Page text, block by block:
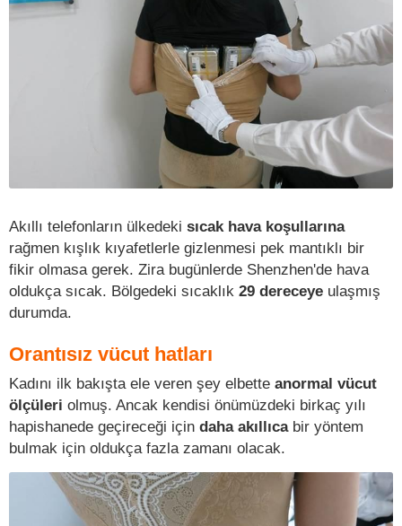
Akıllı telefonların ülkedeki sıcak hava koşullarına
rağmen kışlık kıyafetlerle gizlenmesi pek mantıklı bir
fikir olmasa gerek. Zira bugünlerde Shenzhen'de hava
oldukça sıcak. Bölgedeki sıcaklık 29 dereceye ulaşmış
durumda.
Orantısız vücut hatları
Kadını ilk bakışta ele veren şey elbette anormal vücut
ölçüleri olmuş. Ancak kendisi önümüzdeki birkaç yılı
hapishanede geçireceği için daha akıllıcabir yöntem
bulmak için oldukça fazla zamanı olacak.